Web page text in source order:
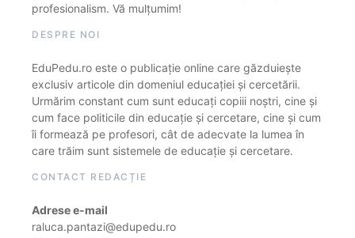
profesionalism. Vă mulțumim!
DESPRE NOI
EduPedu.ro este o publicație online care găzduiește
exclusiv articole din domeniul educației și cercetării.
Urmărim constant cum sunt educați copiii noștri, cine și
cum face politicile din educație și cercetare, cine și cum
îi formează pe profesori, cât de adecvate la lumea în
care trăim sunt sistemele de educație și cercetare.
CONTACT REDACȚIE
Adrese e-mail
raluca.pantazi@edupedu.ro